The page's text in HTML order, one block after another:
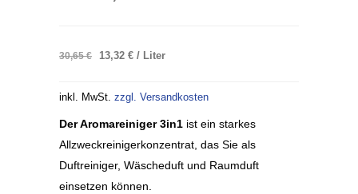
war:
22,99 €
ist:
9,99 €.
30,65€
Ursprünglicher
war:
13,32 €Aktueller
ist:
/ Liter
inkl. MwSt. zzgl. Versandkosten
Der Aromareiniger 3in1 ist ein starkes
Allzweckreinigerkonzentrat, das Sie als
Duftreiniger, Wäscheduft und Raumduft
einsetzen können.